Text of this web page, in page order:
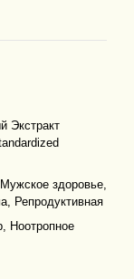
Экстракт
здоровье,
Репродуктивная
Ноотропное